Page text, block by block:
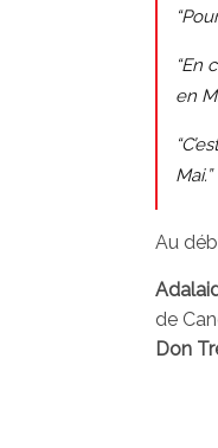
“En
en
Mai.”
Au
de
Don